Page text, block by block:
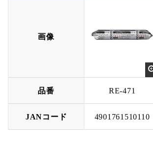
画像
品番 RE-471
JANコード 4901761510110